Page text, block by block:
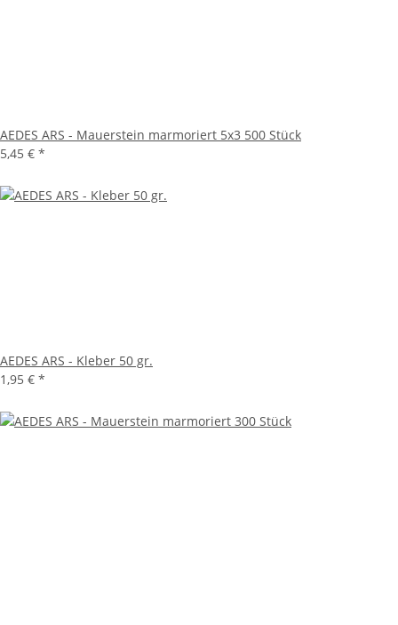
AEDES ARS - Mauerstein marmoriert 5x3 500 Stück
5,45 € *
AEDES ARS - Kleber 50 gr.
1,95 € *